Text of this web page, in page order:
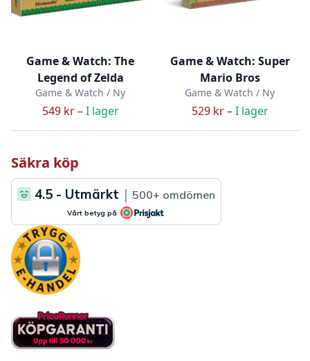
Game & Watch: The
Legend of Zelda
Game & Watch / Ny
549 kr –I lager
Game & Watch: Super
Mario Bros
Game & Watch / Ny
529 kr –I lager
Säkra köp